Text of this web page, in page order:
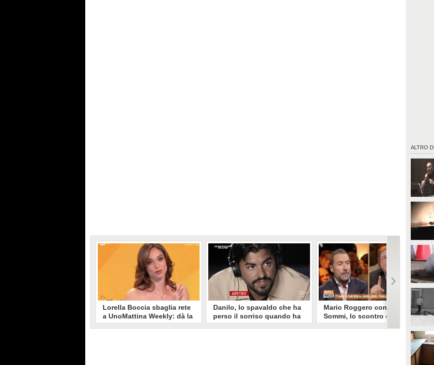
ALTRO DI
Lorella Boccia sbaglia rete
a UnoMattina Weekly: dà la
linea al Tg5 invece che al
Danilo, lo spavaldo che ha
perso il sorriso quando ha
scoperto la gelosia a
Mario Roggero contro Luca
Sommi, lo scontro del 2023
torna virale: "Lo
Roggero e Luca Sommi a Dritto e
Rovescio nel dicembre 2023. Alla